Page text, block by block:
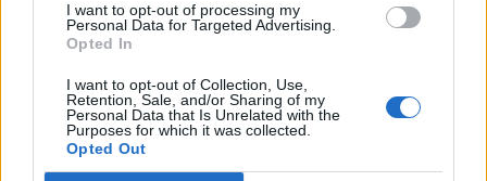
I want to opt-out of processing my
Personal Data for Targeted Advertising.
Opted In
I want to opt-out of Collection, Use,
Retention, Sale, and/or Sharing of my
Personal Data that Is Unrelated with the
Purposes for which it was collected.
Opted Out
φλάουερστην παρασκευή του. Το κορν
φλάουερ βοηθάει να πήξει το μείγμα και να
αποκτήσει την τέλεια υφή χωρίς να χρειάζεται
πολύς χρόνος μαγειρέματος.